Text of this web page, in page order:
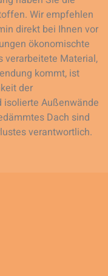
Wir empfehlen
direkt bei Ihnen vor
ökonomischte
verarbeitete Material,
kommt, ist
der
isolierte Außenwände
Dach sind
verantwortlich.